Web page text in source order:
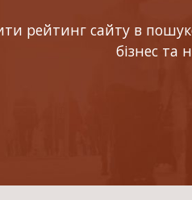
рейтинг сайту в
бізнес та